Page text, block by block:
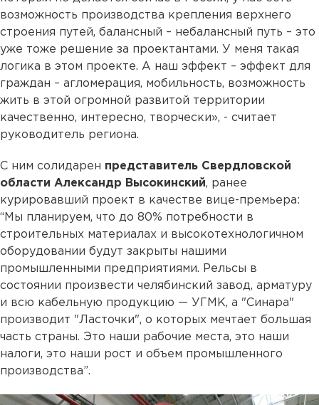
возможность производства крепления верхнего
строения путей, балансный – небалансный путь – это
уже тоже решение за проектантами. У меня такая
логика в этом проекте. А наш эффект – эффект для
граждан – агломерация, мобильность, возможность
жить в этой огромной развитой территории
качественно, интересно, творчески», - считает
руководитель региона.
C ним солидарен представитель Свердловской
области Александр Высокинский, ранее
курировавший проект в качестве вице-премьера:
“Мы планируем, что до 80% потребности в
строительных материалах и высокотехнологичном
оборудовании будут закрыты нашими
промышленными предприятиями. Рельсы в
состоянии произвести челябинский завод, арматуру
и всю кабельную продукцию — УГМК, а "Синара"
производит "Ласточки", о которых мечтает большая
часть страны. Это наши рабочие места, это наши
налоги, это наши рост и объем промышленного
производства”.